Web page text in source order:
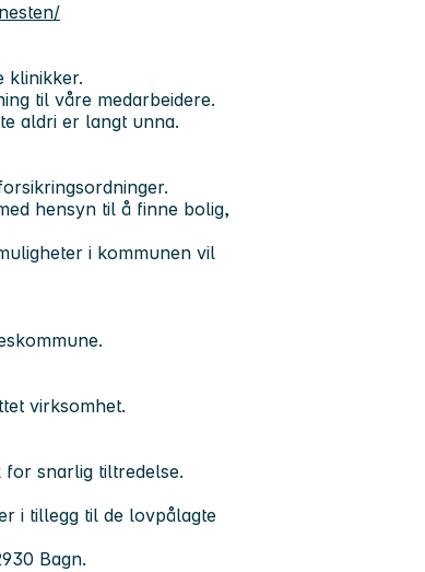
klinikker.
til våre medarbeidere.
aldri er langt unna.
hensyn til å finne bolig,
i kommunen vil
virksomhet.
snarlig tiltredelse.
i tillegg til de lovpålagte
Bagn.